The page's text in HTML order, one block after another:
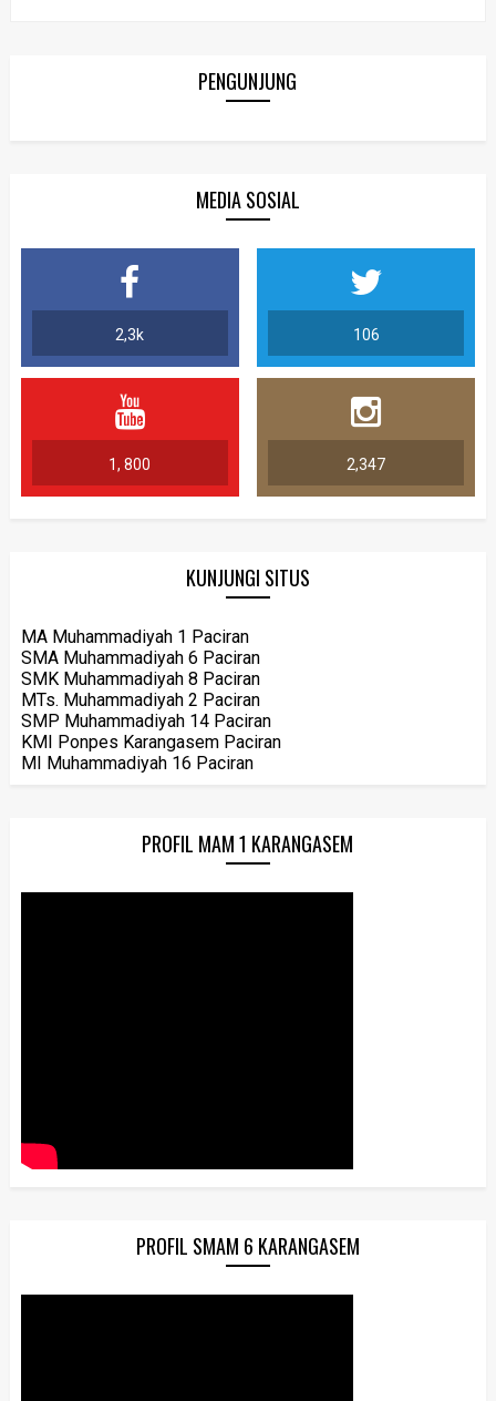
PENGUNJUNG
MEDIA SOSIAL
2,3k 106
1, 800 2,347
KUNJUNGI SITUS
MA Muhammadiyah 1 Paciran
SMA Muhammadiyah 6 Paciran
SMK Muhammadiyah 8 Paciran
MTs. Muhammadiyah 2 Paciran
SMP Muhammadiyah 14 Paciran
KMI Ponpes Karangasem Paciran
MI Muhammadiyah 16 Paciran
PROFIL MAM 1 KARANGASEM
PROFIL SMAM 6 KARANGASEM